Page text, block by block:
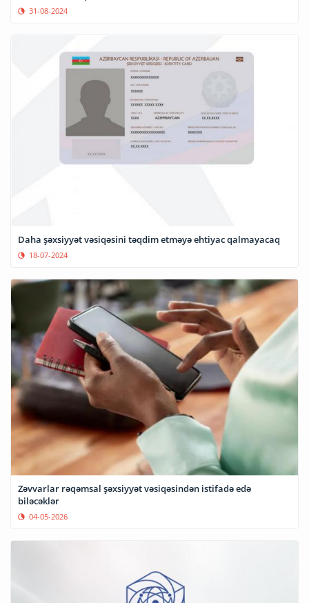
31-08-2024
Daha şəxsiyyət vəsiqəsini təqdim etməyə ehtiyac qalmayacaq
18-07-2024
Zəvvarlar rəqəmsal şəxsiyyət vəsiqəsindən istifadə edə
biləcəklər
04-05-2026